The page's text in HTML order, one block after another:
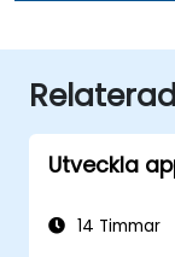
Utveckla
14 Timmar